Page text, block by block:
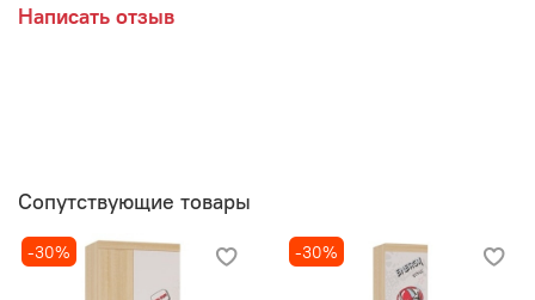
Написать отзыв
Сопутствующие товары
-30% -30%